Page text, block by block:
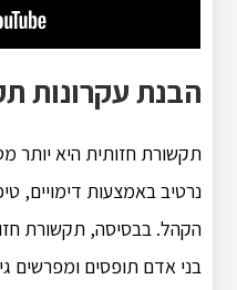
הבנת עקרונות
תקשורת חזותית היא יותר
נרטיב באמצעות דימויים,
הקהל. בבסיסה, תקשורת
בני אדם תופסים ומפרשים